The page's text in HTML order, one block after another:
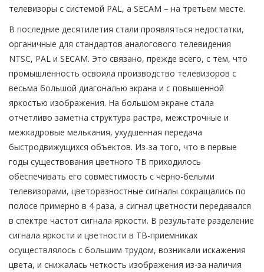
телевизоры с системой PAL, а SECAM – на третьем месте.
В последние десятилетия стали проявляться недостатки,
органичные для стандартов аналогового телевидения
NTSC, PAL и SECAM. Это связано, прежде всего, с тем, что
промышленность освоила производство телевизоров с
весьма большой диагональю экрана и с повышенной
яркостью изображения. На большом экране стала
отчетливо заметна структура растра, межстрочные и
межкадровые мелькания, ухудшенная передача
быстродвижущихся объектов. Из-за того, что в первые
годы существования цветного ТВ приходилось
обеспечивать его совместимость с черно-белыми
телевизорами, цветоразностные сигналы сокращались по
полосе примерно в 4 раза, а сигнал цветности передавался
в спектре частот сигнала яркости. В результате разделение
сигнала яркости и цветности в ТВ-приемниках
осуществлялось с большим трудом, возникали искажения
цвета, и снижалась четкость изображения из-за наличия